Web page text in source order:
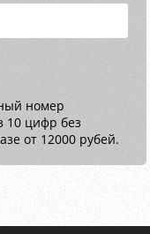
номер
10 цифр без
от 12000 рубей.